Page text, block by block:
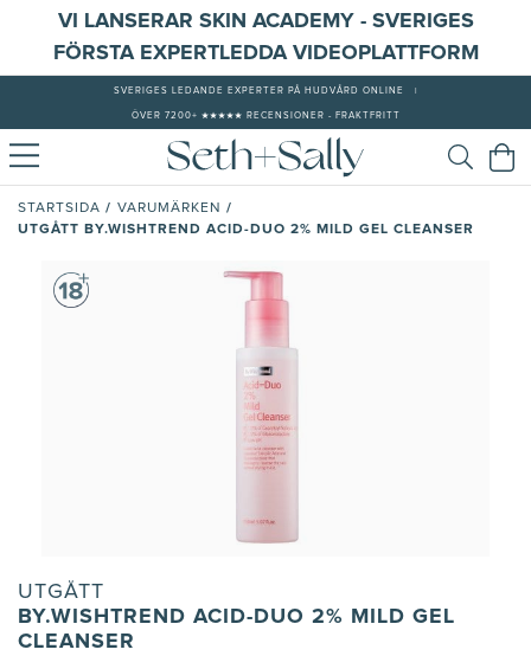
VI LANSERAR SKIN ACADEMY - SVERIGES
FÖRSTA EXPERTLEDDA VIDEOPLATTFORM
SVERIGES LEDANDE EXPERTER PÅ HUDVÅRD ONLINE
ÖVER 7200+ ★★★★★ RECENSIONER - FRAKTFRITT
STARTSIDA / VARUMÄRKEN /
UTGÅTT BY.WISHTREND ACID-DUO 2% MILD GEL CLEANSER
UTGÅTT
BY.WISHTREND ACID-DUO 2% MILD GEL
CLEANSER